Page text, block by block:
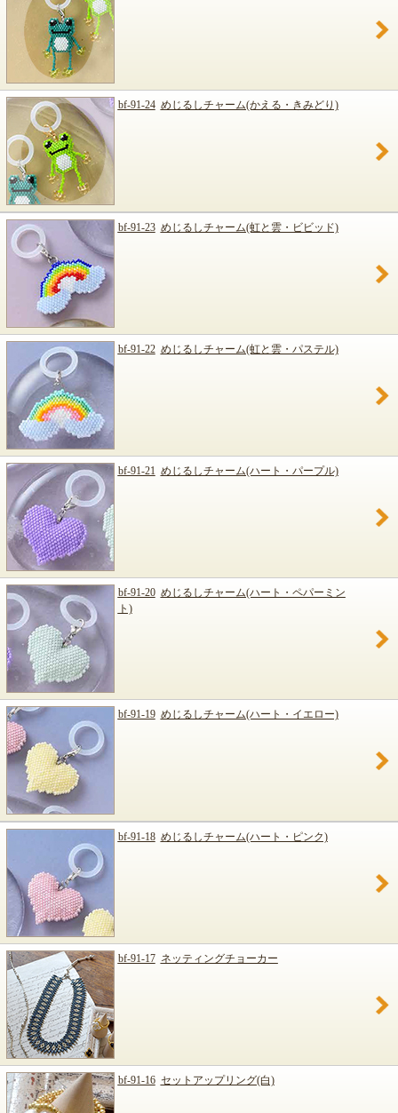
bf-91-24 めじるしチャーム(かえる・きみどり)
bf-91-23 めじるしチャーム(虹と雲・ビビッド)
bf-91-22 めじるしチャーム(虹と雲・パステル)
bf-91-21 めじるしチャーム(ハート・パープル)
bf-91-20 めじるしチャーム(ハート・ペパーミン
ト)
bf-91-19 めじるしチャーム(ハート・イエロー)
bf-91-18 めじるしチャーム(ハート・ピンク)
bf-91-17 ネッティングチョーカー
bf-91-16 セットアップリング(白)